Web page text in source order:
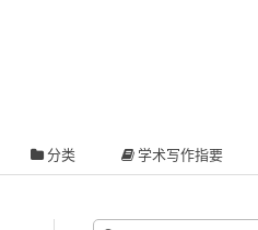
分类 学术写作指要